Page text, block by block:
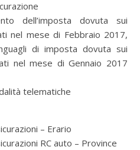
dell’imposta dovuta sui
nel mese di Febbraio 2017,
di imposta dovuta sui
nel mese di Gennaio 2017
telematiche
– Erario
RC auto – Province